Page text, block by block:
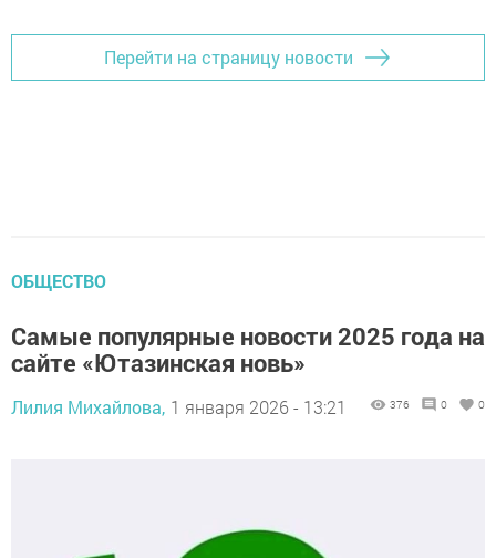
Перейти на страницу новости
ОБЩЕСТВО
Самые популярные новости 2025 года на
сайте «Ютазинская новь»
Лилия Михайлова, 1 января 2026 - 13:21 376 0 0